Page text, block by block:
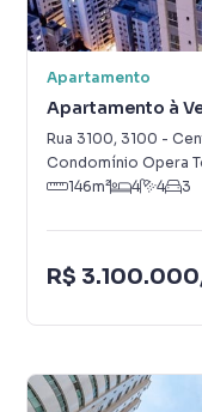
Apartamento
Apartamento à
Rua 3100, 3100 -
Condomínio Opera
146m² 4 4 3
R$